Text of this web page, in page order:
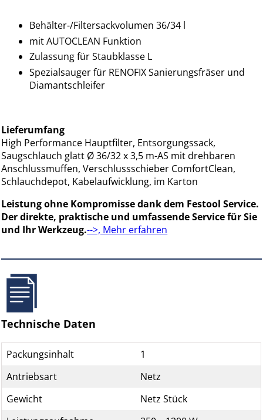
Behälter-/Filtersackvolumen 36/34 l
mit AUTOCLEAN Funktion
Zulassung für Staubklasse L
Spezialsauger für RENOFIX Sanierungsfräser und
Diamantschleifer
Lieferumfang
High Performance Hauptfilter, Entsorgungssack,
Saugschlauch glatt Ø 36/32 x 3,5 m-AS mit drehbaren
Anschlussmuffen, Verschlussschieber ComfortClean,
Schlauchdepot, Kabelaufwicklung, im Karton
Leistung ohne Kompromisse dank dem Festool Service.
Der direkte, praktische und umfassende Service für Sie
und Ihr Werkzeug.-->, Mehr erfahren
Technische Daten
Packungsinhalt
1
Antriebsart
Netz
Gewicht
Netz Stück